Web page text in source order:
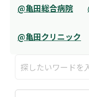
@亀田総合病院
@亀田クリニック